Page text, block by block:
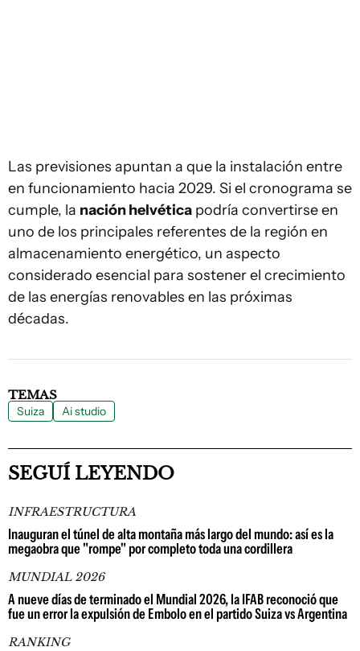
Las previsiones apuntan a que la instalación entre
en funcionamiento hacia 2029. Si el cronograma se
cumple, la nación helvética podría convertirse en
uno de los principales referentes de la región en
almacenamiento energético, un aspecto
considerado esencial para sostener el crecimiento
de las energías renovables en las próximas
décadas.
TEMAS
Suiza Ai studio
SEGUÍ LEYENDO
INFRAESTRUCTURA
Inauguran el túnel de alta montaña más largo del mundo: así es la
megaobra que "rompe" por completo toda una cordillera
MUNDIAL 2026
A nueve días de terminado el Mundial 2026, la IFAB reconoció que
fue un error la expulsión de Embolo en el partido Suiza vs Argentina
RANKING